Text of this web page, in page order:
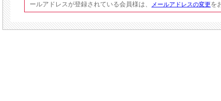
ールアドレスが登録されている会員様は、
メールアドレスの変更を